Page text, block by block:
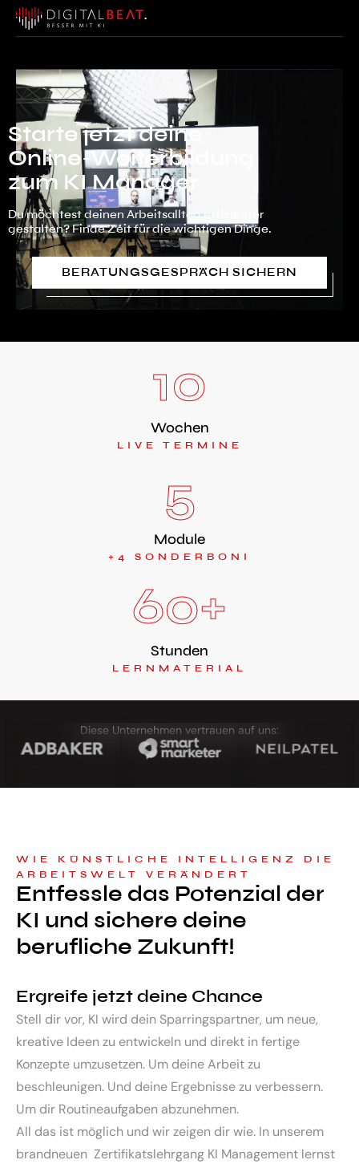
Starte jetzt deine
Online-Weiterbildung
zum KI Manager
Du möchtest deinen Arbeitsalltag effizienter
gestalten? Finde Zeit für die wichtigen Dinge.
BERATUNGSGESPRÄCH SICHERN
Wochen
10
LIVE TERMINE
Module
5
+4 SONDERBONI
Stunden
60+
LERNMATERIAL
Diese Unternehmen vertrauen auf uns:
WIE KÜNSTLICHE INTELLIGENZ DIE
ARBEITSWELT VERÄNDERT
Entfessle das Potenzial der
KI und sichere deine
berufliche Zukunft!
Ergreife jetzt deine Chance
Stell dir vor, KI wird dein Sparringspartner, um neue,
kreative Ideen zu entwickeln und direkt in fertige
Konzepte umzusetzen. Um deine Arbeit zu
beschleunigen. Und deine Ergebnisse zu verbessern.
Um dir Routineaufgaben abzunehmen.
All das ist möglich und wir zeigen dir wie. In unserem
brandneuen Zertifikatslehrgang KI Management lernst